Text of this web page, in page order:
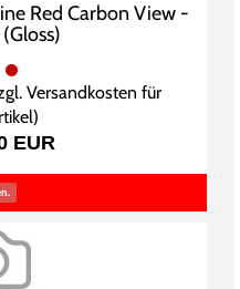
Red Carbon View -
Versandkosten für
)
EUR